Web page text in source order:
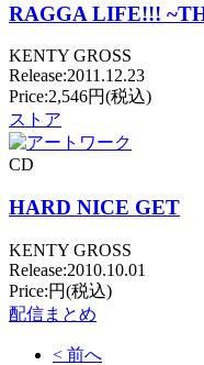
RAGGA LIFE!!!
KENTY GROSS
Release:2011.12.23
Price:2,546円(税込)
ストア
CD
HARD NICE GET
KENTY GROSS
Release:2010.10.01
Price:円(税込)
配信まとめ
< 前へ